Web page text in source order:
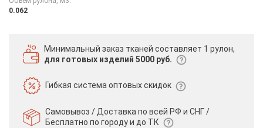
0.062
Минимальный заказ тканей составляет 1 рулон,
для готовых изделий 5000 руб.
Гибкая системаоптовых скидок
Самовывоз / Доставка по всей РФ и СНГ /
Бесплатно по городу и до ТК